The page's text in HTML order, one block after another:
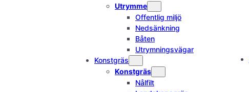
Utrymme
Offentlig miljö
Nedsänkning
Båten
Utrymningsvägar
Konstgräs
Konstgräs
Nålfilt